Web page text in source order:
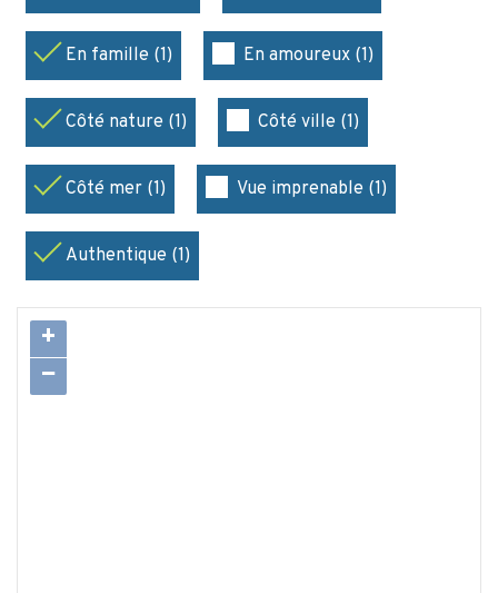
En famille (1) En amoureux (1)
Côté nature (1) Côté ville (1)
Côté mer (1) Vue imprenable (1)
Authentique (1)
+
−